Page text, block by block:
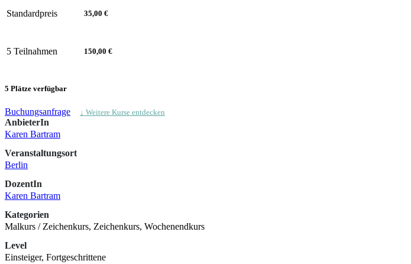
Standardpreis 35,00 €
5 Teilnahmen 150,00 €
5 Plätze verfügbar
Buchungsanfrage ↓ Weitere Kurse entdecken
AnbieterIn
Karen Bartram
Veranstaltungsort
Berlin
DozentIn
Karen Bartram
Kategorien
Malkurs / Zeichenkurs, Zeichenkurs, Wochenendkurs
Level
Einsteiger, Fortgeschrittene